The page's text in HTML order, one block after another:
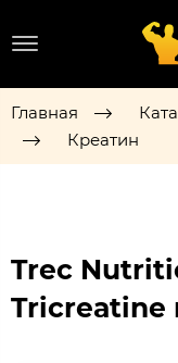
Главная
Креатин
Trec
Tricreatine